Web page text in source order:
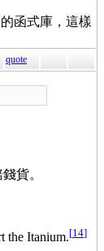
函式庫，這樣
quote
貨。
the Itanium.[14]